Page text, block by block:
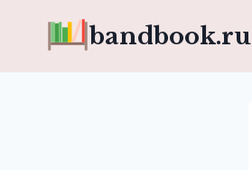
bandbook.ru